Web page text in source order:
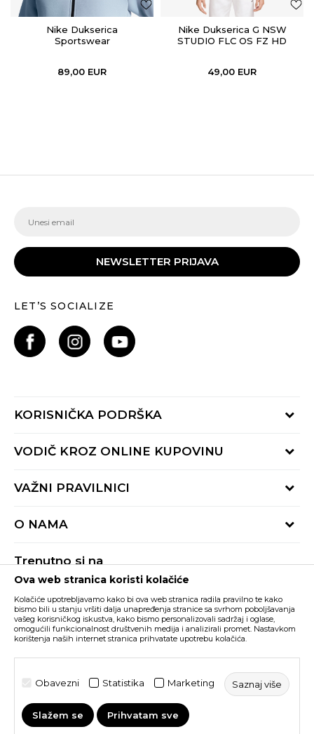
Nike Dukserica
Sportswear
89,00 EUR
Nike Dukserica G NSW
STUDIO FLC OS FZ HD
49,00 EUR
NEWSLETTER PRIJAVA
LET’S SOCIALIZE
KORISNIČKA PODRŠKA
Provjeri status porudžbine
Radno vrijeme 9-16h
VODIČ KROZ ONLINE KUPOVINU
Načini isporuke
Reklamacije
VAŽNI PRAVILNICI
Pravila Sport&Bonus programa
O NAMA
BUZZ Shopovi
Postani dio BUZZ tima
Trenutno si na
Buzz Crna Gora PROMIJENI
Nastojimo da budemo što precizniji u opisu proizvoda, prikazu slika i samih
cijena, ali ne možemo garantovati da su sve informacije kompletne i bez
grešaka. Svi artikli prikazani na sajtu su dio naše ponude i ne podrazumijeva da
su dostupni u svakom trenutku. Raspoloživost robe možete provjeriti pozivom
©2026www.buzzsneakers.me, IzradaNB SOFT. Sva prava
Ova web stranica koristi kolačiće
Kolačiće upotrebljavamo kako bi ova web stranica radila pravilno te kako
bismo bili u stanju vršiti dalja unapređenja stranice sa svrhom poboljšavanja
vašeg korisničkog iskustva, kako bismo personalizovali sadržaj i oglase,
omogućili funkcionalnost društvenih medija i analizirali promet. Nastavkom
korištenja naših internet stranica prihvatate upotrebu kolačića.
Obavezni Statistika Marketing Saznaj više
Slažem se Prihvatam sve